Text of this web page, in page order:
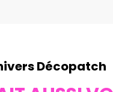
Décopatch